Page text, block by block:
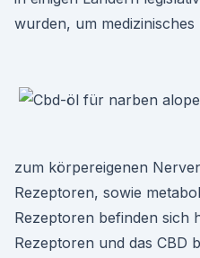
wurden, um
zum körpereigenen
Rezeptoren, sowie
Rezeptoren befinden sich
Rezeptoren und das CBD